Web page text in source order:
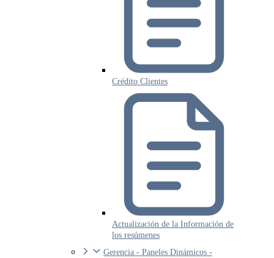
Crédito Clientes
Actualización de la Información de
los resúmenes
Gerencia - Paneles Dinámicos -